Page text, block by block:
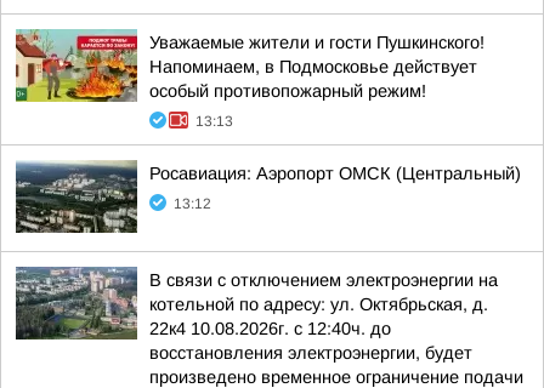
Уважаемые жители и гости Пушкинского!
Напоминаем, в Подмосковье действует
особый противопожарный режим!
13:13
Росавиация: Аэропорт ОМСК (Центральный)
13:12
В связи с отключением электроэнергии на
котельной по адресу: ул. Октябрьская, д.
22к4 10.08.2026г. с 12:40ч. до
восстановления электроэнергии, будет
произведено временное ограничение подачи